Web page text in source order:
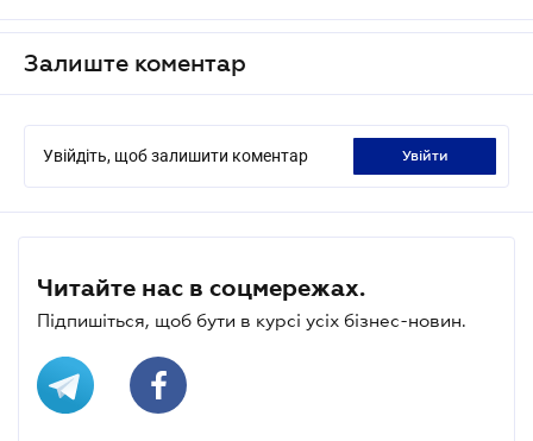
Залиште коментар
Увійдіть, щоб залишити коментар увійти
Читайте нас в соцмережах.
Підпишіться, щоб бути в курсі усіх бізнес-новин.